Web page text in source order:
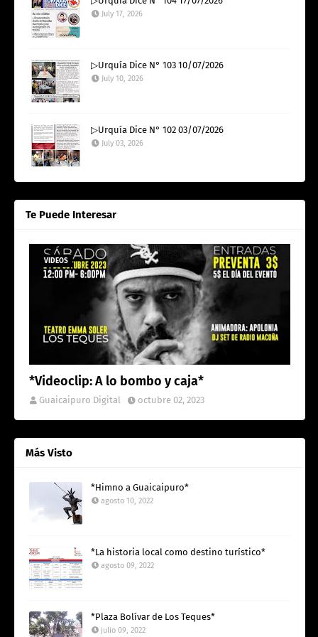
July 17, 2026
▷Urquía Dice N° 103 10/07/2026
July 10, 2026
▷Urquía Dice N° 102 03/07/2026
July 03, 2026
Te Puede Interesar
VIDEOS
*Videoclip: A lo bombo y caja*
Guaicaipuro Digital octubre 02, 2023
Más Visto
*Himno a Guaicaipuro*
agosto 10, 2022
*La historia local como destino turístico*
agosto 09, 2022
*Plaza Bolívar de Los Teques*
julio 09, 2022